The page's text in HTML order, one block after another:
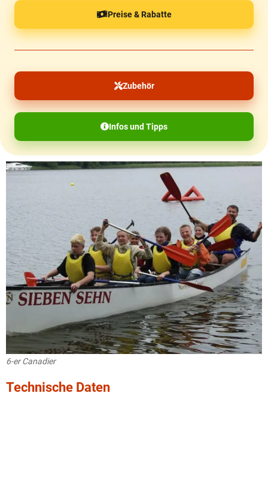
6-er Canadier
Technische Daten
Preise & Rabatte
Zubehör
Infos und Tipps